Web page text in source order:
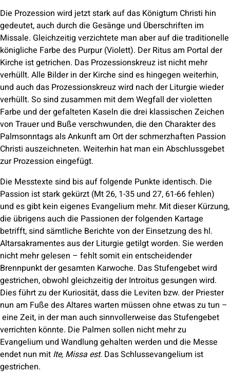
Die Prozession wird jetzt stark auf das Königtum Christi hin
gedeutet, auch durch die Gesänge und Überschriften im
Missale. Gleichzeitig verzichtete man aber auf die traditionelle
königliche Farbe des Purpur (Violett). Der Ritus am Portal der
Kirche ist getrichen. Das Prozessionskreuz ist nicht mehr
verhüllt. Alle Bilder in der Kirche sind es hingegen weiterhin,
und auch das Prozessionskreuz wird nach der Liturgie wieder
verhüllt. So sind zusammen mit dem Wegfall der violetten
Farbe und der gefalteten Kaseln die drei klassischen Zeichen
von Trauer und Buße verschwunden, die den Charakter des
Palmsonntags als Ankunft am Ort der schmerzhaften Passion
Christi auszeichneten. Weiterhin hat man ein Abschlussgebet
zur Prozession eingefügt.
Die Messtexte sind bis auf folgende Punkte identisch. Die
Passion ist stark gekürzt (Mt 26, 1-35 und 27, 61-66 fehlen)
und es gibt kein eigenes Evangelium mehr. Mit dieser Kürzung,
die übrigens auch die Passionen der folgenden Kartage
betrifft, sind sämtliche Berichte von der Einsetzung des hl.
Altarsakramentes aus der Liturgie getilgt worden. Sie werden
nicht mehr gelesen – fehlt somit ein entscheidender
Brennpunkt der gesamten Karwoche. Das Stufengebet wird
gestrichen, obwohl gleichzeitig der Introitus gesungen wird.
Dies führt zu der Kuriosität, dass die Leviten bzw. der Priester
nun am Fuße des Altares warten müssen ohne etwas zu tun –
eine Zeit, in der man auch sinnvollerweise das Stufengebet
verrichten könnte. Die Palmen sollen nicht mehr zu
Evangelium und Wandlung gehalten werden und die Messe
endet nun mit Ite, Missa est. Das Schlussevangelium ist
gestrichen.